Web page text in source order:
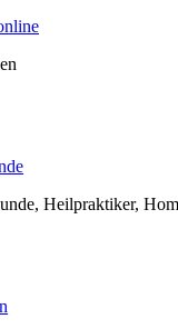
Heilpraktiker,